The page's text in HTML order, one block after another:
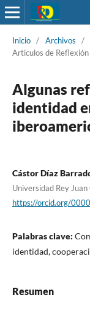
Inicio / Archivos /
Articulos de Reflexión
Algunas
identidad
Cástor Díaz
Universidad Rey Juan
https://orcid.org/
Palabras clave:
identidad,
Resumen